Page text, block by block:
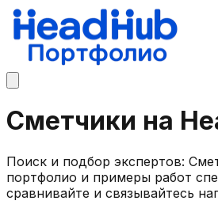
Сметчики на
Поиск и подбор экспертов:
портфолио и примеры работ
сравнивайте и связывайтесь